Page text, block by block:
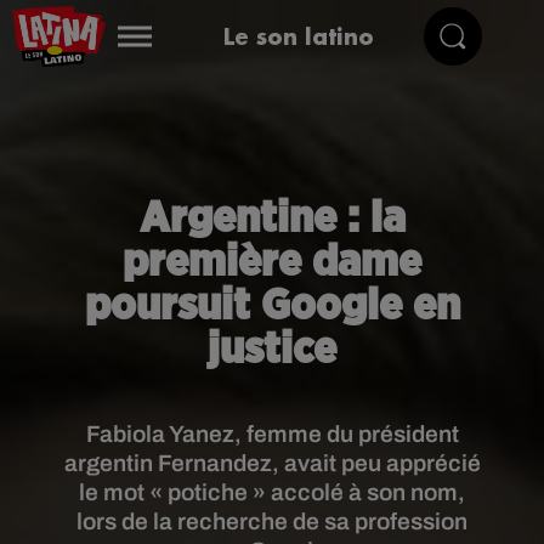
Le son latino
Argentine : la
première dame
poursuit Google en
justice
Fabiola Yanez, femme du président
argentin Fernandez, avait peu apprécié
le mot « potiche » accolé à son nom,
lors de la recherche de sa profession